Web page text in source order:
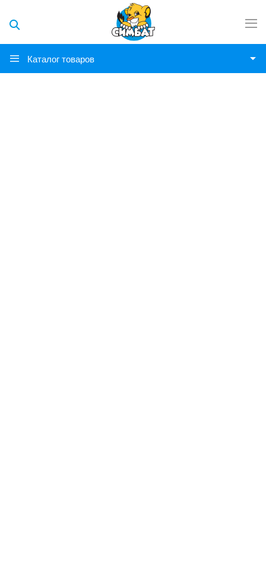
Каталог товаров